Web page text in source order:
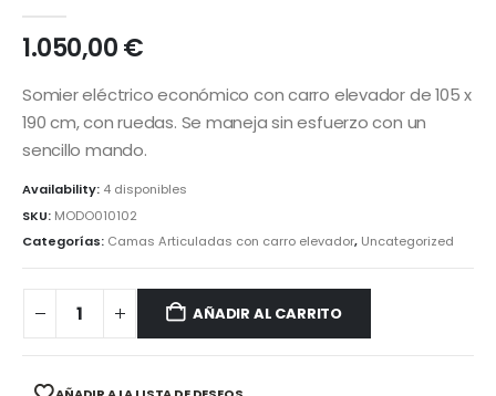
1.050,00€
Somier eléctrico económico con carro elevador de 105 x
190 cm, con ruedas. Se maneja sin esfuerzo con un
sencillo mando.
Availability: 4 disponibles
SKU: MODO010102
Categorías: Camas Articuladas con carro elevador, Uncategorized
AÑADIR AL CARRITO